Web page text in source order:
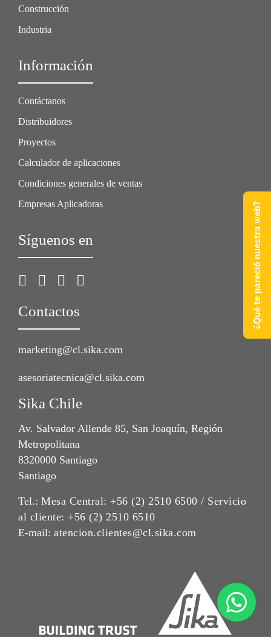
Construcción
Industria
Información
Contáctanos
Distribuidores
Proyectos
Calculador de aplicaciones
Condiciones generales de ventas
Empresas Aplicadoras
Síguenos en
Contactos
marketing@cl.sika.com
asesoriatecnica@cl.sika.com
Sika Chile
Av. Salvador Allende 85, San Joaquín, Región
Metropolitana
8320000 Santiago
Santiago
Tel.: Mesa Central: +56 (2) 2510 6500 / Servicio
al cliente: +56 (2) 2510 6510
E-mail: atencion.clientes@cl.sika.com
¿Qué te pareció nuestra web?